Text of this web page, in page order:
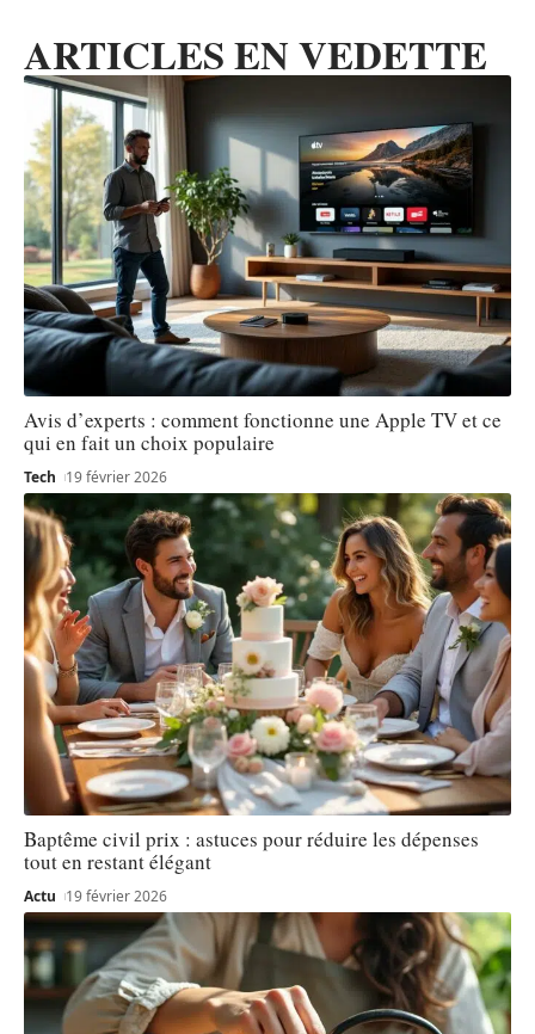
ARTICLES EN VEDETTE
Avis d’experts : comment fonctionne une Apple TV et ce
qui en fait un choix populaire
Tech 19 février 2026
Baptême civil prix : astuces pour réduire les dépenses
tout en restant élégant
Actu 19 février 2026